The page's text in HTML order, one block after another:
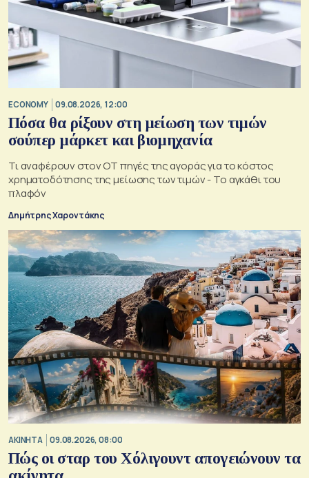
ECONOMY 09.08.2026, 12:00
Πόσα θα ρίξουν στη μείωση των τιμών
σούπερ μάρκετ και βιομηχανία
Τι αναφέρουν στον ΟΤ πηγές της αγοράς για το κόστος
χρηματοδότησης της μείωσης των τιμών - Το αγκάθι του
πλαφόν
Δημήτρης Χαροντάκης
ΑΚΙΝΗΤΑ 09.08.2026, 08:00
Πώς οι σταρ του Χόλιγουντ απογειώνουν τα